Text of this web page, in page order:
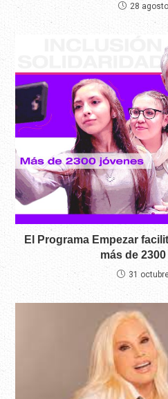
28
El Programa Empezar
más de
31